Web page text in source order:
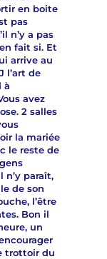
en boite
pas
n’y a pas
fait si. Et
arrive au
l’art de
à
avez
2 salles
la mariée
le reste de
n’y paraît,
de son
l’être
Bon il
un
trottoir du